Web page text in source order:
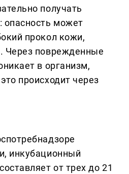
получать
опасность может
прокол кожи,
Через поврежденные
в организм,
происходит через
инкубационный
от трех до 21